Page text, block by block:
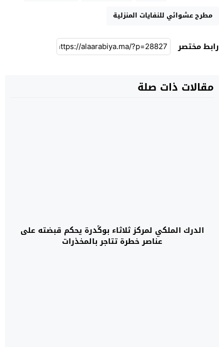
مطرح عشوائي للنفايات المنزلية
رابط مختصر
مقالات ذات صلة
الدرك الملكي لمركز ثلاثاء بوݣدرة يحكم قبضته على
عناصر خطرة تتاجر بالمخذرات